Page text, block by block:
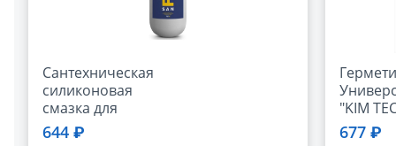
Сантехническая
силиконовая
смазка для
соединений Sanfix
644 ₽
"KIM
677 ₽